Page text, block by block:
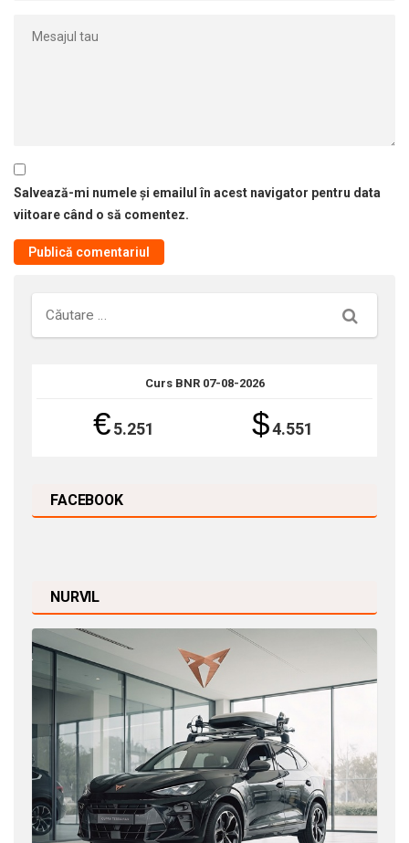
Salvează-mi numele și emailul în acest navigator pentru data
viitoare când o să comentez.
Căutare
Curs BNR 07-08-2026
€5.251 $4.551
FACEBOOK
NURVIL